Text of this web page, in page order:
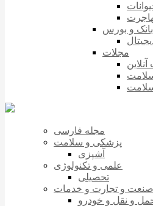
بانک و بورس
مجلات
مجله فارسی
پزشکی و سلامت
آشپزی
علمی و تکنولوژی
تحصیلی
صنعت و تجارت و خدمات
و نقل و خودرو